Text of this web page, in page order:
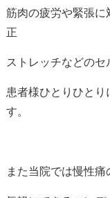
筋肉の疲労や緊張に
正
ストレッチなどの
患者様ひとりひとり
す。
また当院では慢性